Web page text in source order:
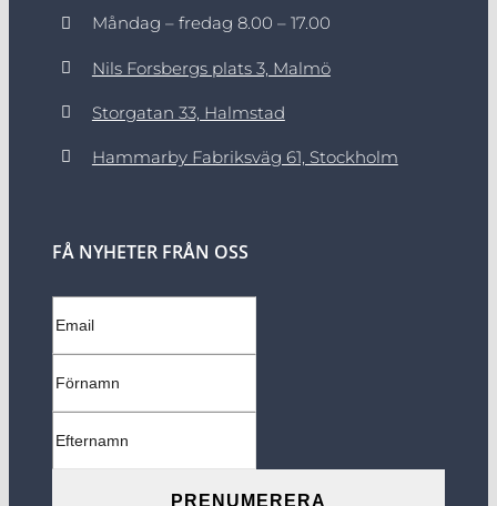
Måndag – fredag 8.00 – 17.00
Nils Forsbergs plats 3, Malmö
Storgatan 33, Halmstad
Hammarby Fabriksväg 61, Stockholm
FÅ NYHETER FRÅN OSS